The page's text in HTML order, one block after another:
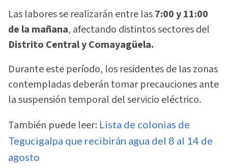
Las labores se realizarán entre las7:00 y 11:00
de la mañana, afectando distintos sectores del
Distrito Central y Comayagüela.
Durante este período, los residentes de las zonas
contempladas deberán tomar precauciones ante
la suspensión temporal del servicio eléctrico.
También puede leer: Lista de colonias de
Tegucigalpa que recibirán agua del 8 al 14 de
agosto